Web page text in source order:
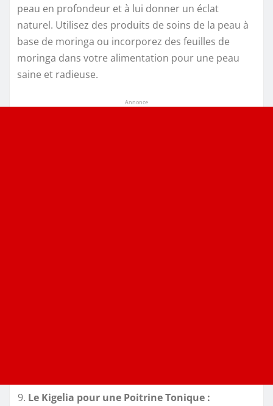
peau en profondeur et à lui donner un éclat
naturel. Utilisez des produits de soins de la peau à
base de moringa ou incorporez des feuilles de
moringa dans votre alimentation pour une peau
saine et radieuse.
Annonce
Le Kigelia pour une Poitrine Tonique :